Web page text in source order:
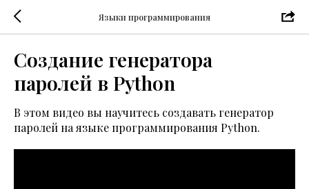
Языки программирования
Создание генератора
паролей в Python
В этом видео вы научитесь создавать генератор
паролей на языке программирования Python.